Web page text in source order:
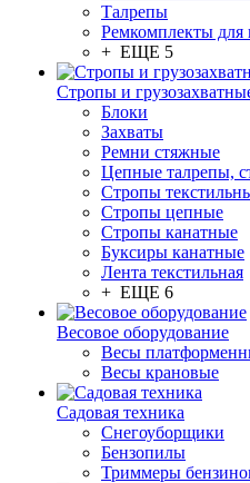
Талрепы
Ремкомплекты для
+ ЕЩЕ 5
Стропы и
Блоки
Захваты
Ремни стяжные
Цепные талрепы,
Стропы
Стропы цепные
Стропы канатные
Буксиры канатные
Лента текстильная
+ ЕЩЕ 6
Весовое оборудование
Весы
Весы крановые
Садовая техника
Снегоуборщики
Бензопилы
Триммеры